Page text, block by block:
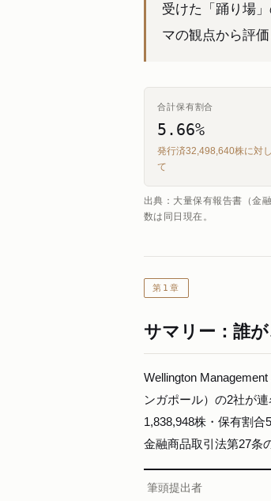
受けた「踊り場
マの観点から評
合計保有割合
5.66%
発行済32,498,640株に対し
て
出典：大量保有報告書（金
数は同日現在。
第1章
サマリー：誰
Wellington
ンガポール）の2社が
1,838,948株・保有割
金融商品取引法第27条
筆頭提出者